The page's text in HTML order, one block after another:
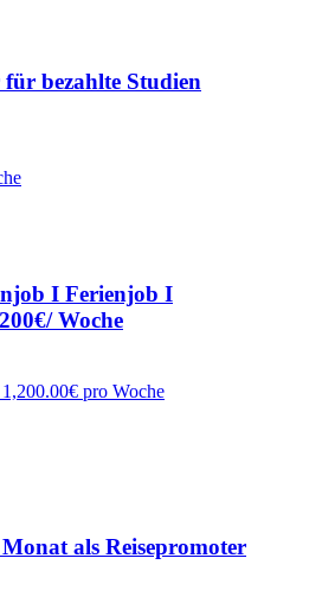
bezahlte Studien
I Ferienjob I
Woche
pro Woche
als Reisepromoter